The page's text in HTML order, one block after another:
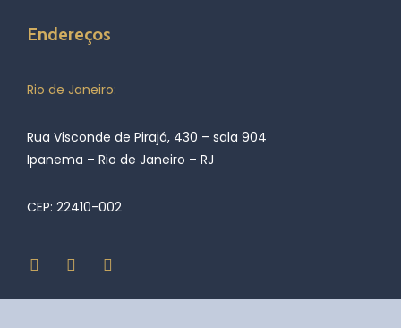
Endereços
Rio de Janeiro:
Rua Visconde de Pirajá, 430 – sala 904
Ipanema – Rio de Janeiro – RJ
CEP: 22410-002